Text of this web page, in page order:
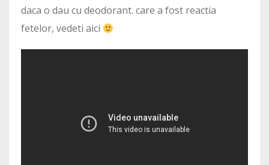
daca o dau cu deodorant. care a fost reactia
fetelor, vedeti aici